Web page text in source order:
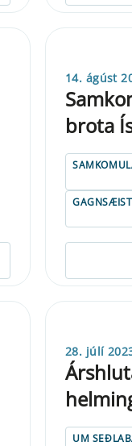
14. ágúst
brota
28. júlí
UM